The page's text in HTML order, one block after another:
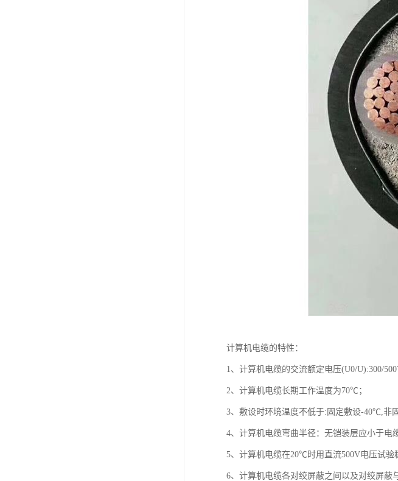
计算机电缆的特性：
1、计算机电缆的交流额定电压(U0/U):300/
2、计算机电缆长期工作温度为70℃；
3、敷设时环境温度不低于:固定敷设-40℃,非
4、计算机电缆弯曲半径：无铠装层应小于电
5、计算机电缆在20℃时用直流500V电压试验
6、计算机电缆各对绞屏蔽之间以及对绞屏蔽